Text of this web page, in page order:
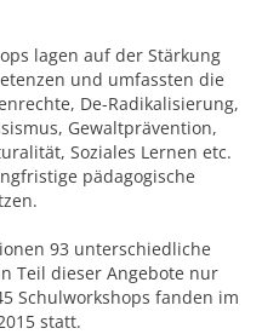
lagen auf der Stärkung
und umfassten die
De-Radikalisierung,
Gewaltprävention,
Soziales Lernen etc.
pädagogische
93 unterschiedliche
Teil dieser Angebote nur
Schulworkshops fanden im
statt.